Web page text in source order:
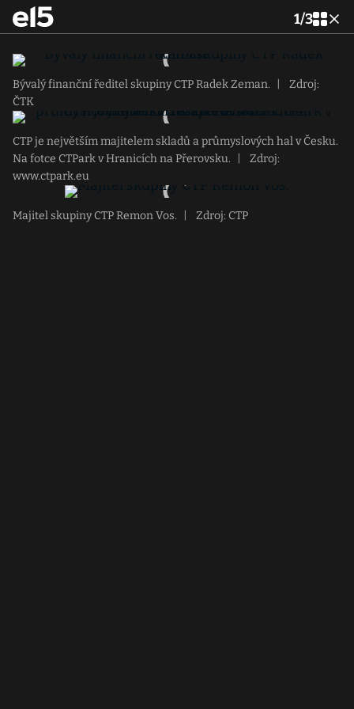
1/3
Bývalý finanční ředitel skupiny CTP Radek Zeman.
Zdroj:
ČTK
CTP je největším majitelem skladů a průmyslových hal v Česku.
Na fotce CTPark v Hranicích na Přerovsku.
Zdroj:
www.ctpark.eu
Majitel skupiny CTP Remon Vos. Zdroj: CTP